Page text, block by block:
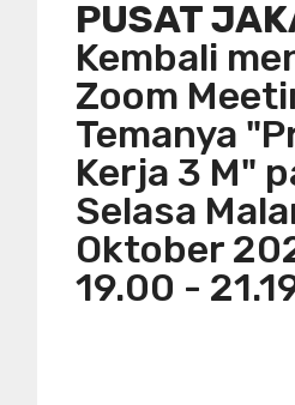
PUSAT
Kembali
Zoom
Temanya
Kerja 3 M"
Selasa
Oktober
19.00 -